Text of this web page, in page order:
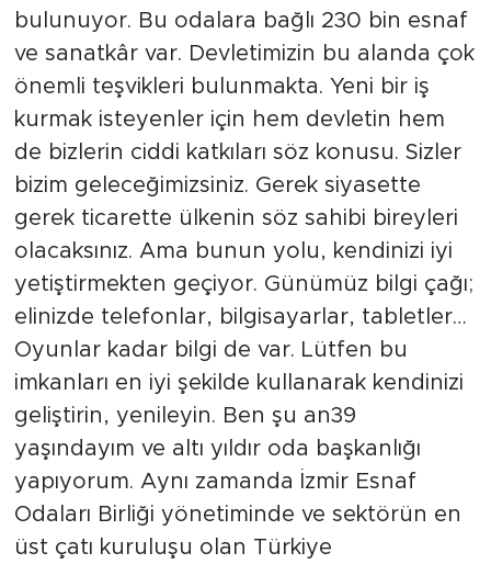
bulunuyor. Bu odalara bağlı 230 bin esnaf
ve sanatkâr var. Devletimizin bu alanda çok
önemli teşvikleri bulunmakta. Yeni bir iş
kurmak isteyenler için hem devletin hem
de bizlerin ciddi katkıları söz konusu. Sizler
bizim geleceğimizsiniz. Gerek siyasette
gerek ticarette ülkenin söz sahibi bireyleri
olacaksınız. Ama bunun yolu, kendinizi iyi
yetiştirmekten geçiyor. Günümüz bilgi çağı;
elinizde telefonlar, bilgisayarlar, tabletler…
Oyunlar kadar bilgi de var. Lütfen bu
imkanları en iyi şekilde kullanarak kendinizi
geliştirin, yenileyin. Ben şu an39
yaşındayım ve altı yıldır oda başkanlığı
yapıyorum. Aynı zamanda İzmir Esnaf
Odaları Birliği yönetiminde ve sektörün en
üst çatı kuruluşu olan Türkiye